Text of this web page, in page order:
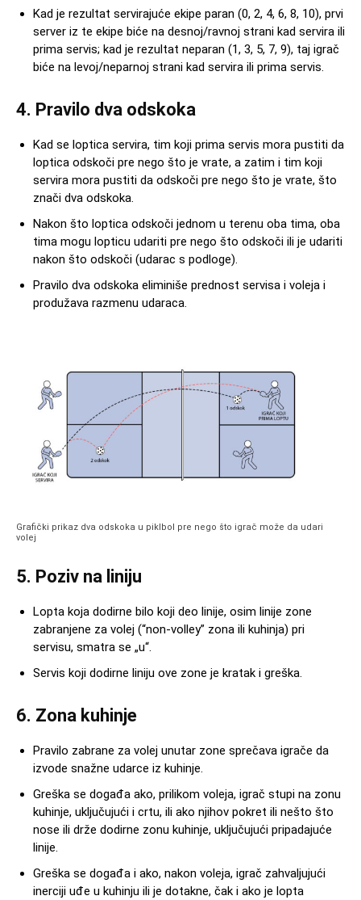
Kad je rezultat servirajuće ekipe paran (0, 2, 4, 6, 8, 10), prvi
server iz te ekipe biće na desnoj/ravnoj strani kad servira ili
prima servis; kad je rezultat neparan (1, 3, 5, 7, 9), taj igrač
biće na levoj/neparnoj strani kad servira ili prima servis.
4. Pravilo dva odskoka
Kad se loptica servira, tim koji prima servis mora pustiti da
loptica odskoči pre nego što je vrate, a zatim i tim koji
servira mora pustiti da odskoči pre nego što je vrate, što
znači dva odskoka.
Nakon što loptica odskoči jednom u terenu oba tima, oba
tima mogu lopticu udariti pre nego što odskoči ili je udariti
nakon što odskoči (udarac s podloge).
Pravilo dva odskoka eliminiše prednost servisa i voleja i
produžava razmenu udaraca.
Grafički prikaz dva odskoka u piklbol pre nego što igrač može da udari
volej
5. Poziv na liniju
Lopta koja dodirne bilo koji deo linije, osim linije zone
zabranjene za volej (“non-volley” zona ili kuhinja) pri
servisu, smatra se „u“.
Servis koji dodirne liniju ove zone je kratak i greška.
6. Zona kuhinje
Pravilo zabrane za volej unutar zone sprečava igrače da
izvode snažne udarce iz kuhinje.
Greška se događa ako, prilikom voleja, igrač stupi na zonu
kuhinje, uključujući i crtu, ili ako njihov pokret ili nešto što
nose ili drže dodirne zonu kuhinje, uključujući pripadajuće
linije.
Greška se događa i ako, nakon voleja, igrač zahvaljujući
inerciji uđe u kuhinju ili je dotakne, čak i ako je lopta